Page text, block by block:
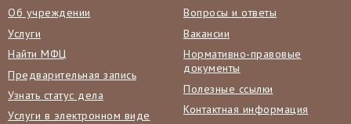
Об учреждении
Услуги
Найти МФЦ
Предварительная запись
Узнать статус дела
Услуги в электронном виде
Вопросы и ответы
Вакансии
Нормативно-правовые
документы
Полезные ссылки
Контактная информация